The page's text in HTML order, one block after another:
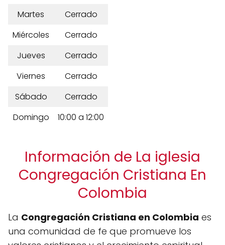
Martes
Cerrado
Miércoles
Cerrado
Jueves
Cerrado
Viernes
Cerrado
Sábado
Cerrado
Domingo
10:00 a 12:00
Información de La iglesia
Congregación Cristiana En
Colombia
La Congregación Cristiana en Colombia es
una comunidad de fe que promueve los